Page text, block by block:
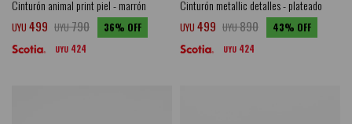
Cinturón animal print piel - marrón
UYU 499 UYU790 36
UYU 424
Cinturón metallic detalles - plateado
UYU 499 UYU890 43
UYU 424